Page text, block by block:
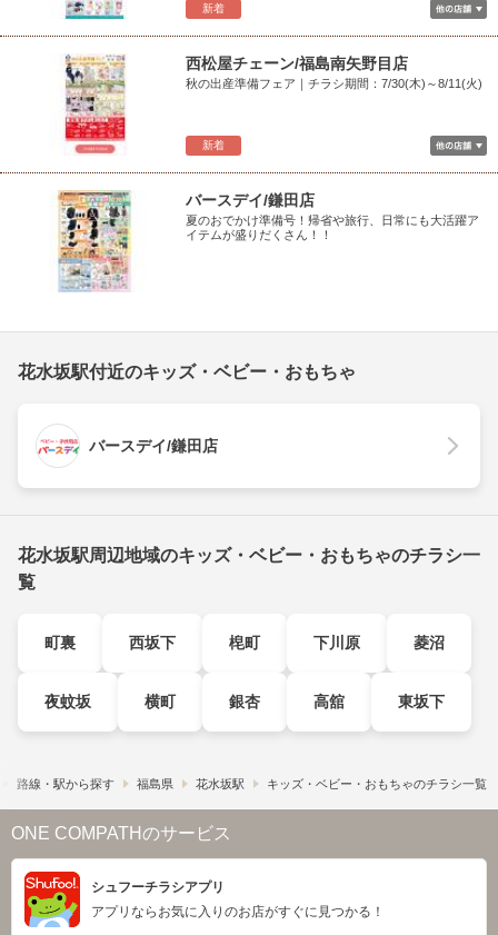
新着
新着
西松屋チェーン/福島南矢野目店
秋の出産準備フェア｜チラシ期間：7/30(木)～8/11(火)
バースデイ/鎌田店
夏のおでかけ準備号！帰省や旅行、日常にも大活躍ア
イテムが盛りだくさん！！
花水坂駅付近のキッズ・ベビー・おもちゃ
バースデイ/鎌田店
花水坂駅周辺地域のキッズ・ベビー・おもちゃのチラシ一
覧
町裏 西坂下 梍町 下川原 菱沼
夜蚊坂 横町 銀杏 高舘 東坂下
路線・駅から探す 福島県 花水坂駅 キッズ・ベビー・おもちゃのチラシ一覧
ONE COMPATHのサービス
シュフーチラシアプリ
アプリならお気に入りのお店がすぐに見つかる！